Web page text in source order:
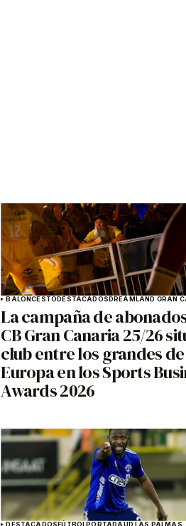
BALONCESTODESTACADOSDREAMLAND GRAN
La campaña de
CB Gran Canaria 25/26
club entre los grandes de
Europa en los Sports
Awards 2026
DESTACADOSFÚTBOLPORTADAUD LAS PALMAS